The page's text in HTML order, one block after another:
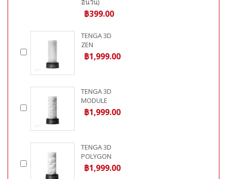
อินวัน)
฿399.00
TENGA 3D
ZEN
฿1,999.00
TENGA 3D
MODULE
฿1,999.00
TENGA 3D
POLYGON
฿1,999.00